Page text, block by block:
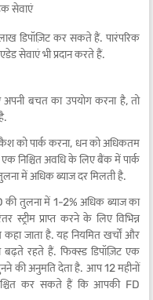
सेवाएं
डिपॉज़िट कर सकते हैं. पारंपरिक
सेवाएं भी प्रदान करते हैं.
बचत का उपयोग करना है, तो
कैश को पार्क करना, धन को अधिकतम
निश्चित अवधि के लिए बैंक में पार्क
में अधिक ब्याज दर मिलती है.
तुलना में 1-2% अधिक ब्याज का
प्राप्त करने के लिए विभिन्न
जाता है. यह नियमित खर्चों और
रहते हैं. फिक्स्ड डिपॉज़िट एक
की अनुमति देता है. आप 12 महीनों
कर सकते हैं कि आपकी FD